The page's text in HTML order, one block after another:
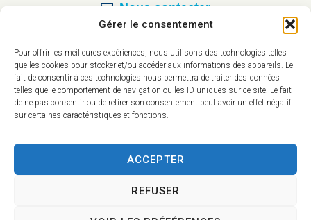
Gérer le consentement
Pour offrir les meilleures expériences, nous utilisons des technologies telles
que les cookies pour stocker et/ou accéder aux informations des appareils. Le
fait de consentir à ces technologies nous permettra de traiter des données
telles que le comportement de navigation ou les ID uniques sur ce site. Le fait
de ne pas consentir ou de retirer son consentement peut avoir un effet négatif
sur certaines caractéristiques et fonctions.
ACCEPTER
REFUSER
Nous contacter
Du lundi au vendredi :
8h30 à 12h00